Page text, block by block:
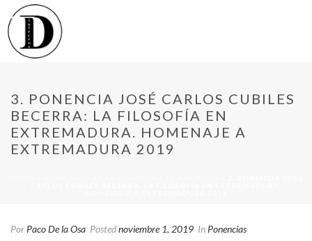
3. PONENCIA JOSÉ CARLOS CUBILES
BECERRA: LA FILOSOFÍA EN
EXTREMADURA. HOMENAJE A
EXTREMADURA 2019
Por Paco De la Osa Postednoviembre 1, 2019 In Ponencias